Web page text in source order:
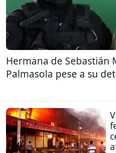
Hermana de Sebastián
Palmasola pese a su